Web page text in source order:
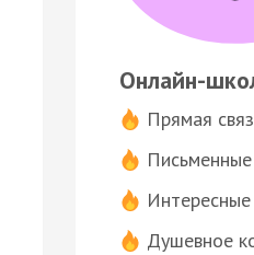
Онлайн-
Прямая
Душевное